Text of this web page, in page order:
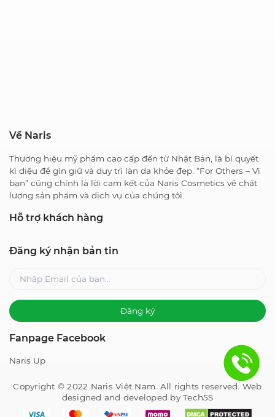
Về Naris
Thương hiệu mỹ phẩm cao cấp đến từ Nhật Bản, là bí quyết
kì diệu để gìn giữ và duy trì làn da khỏe đẹp. “For Others – Vì
bạn” cũng chính là lời cam kết của Naris Cosmetics về chất
lượng sản phẩm và dịch vụ của chúng tôi.
Hỗ trợ khách hàng
Đăng ký nhận bản tin
Đăng ký
Fanpage Facebook
Naris Up
Copyright © 2022 Naris Việt Nam. All rights reserved. Web
designed and developed by Tech5S